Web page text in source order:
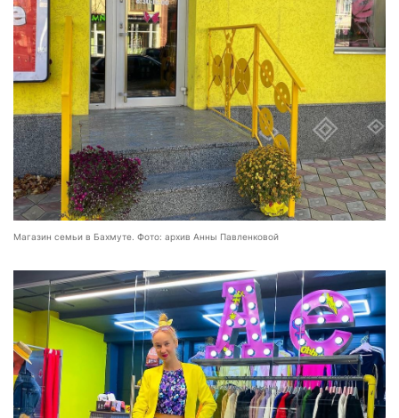
Магазин семьи в Бахмуте. Фото: архив Анны Павленковой